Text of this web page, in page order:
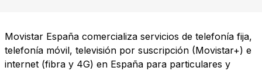
Movistar España comercializa servicios de telefonía fija,
telefonía móvil, televisión por suscripción (Movistar+) e
internet (fibra y 4G) en España para particulares y